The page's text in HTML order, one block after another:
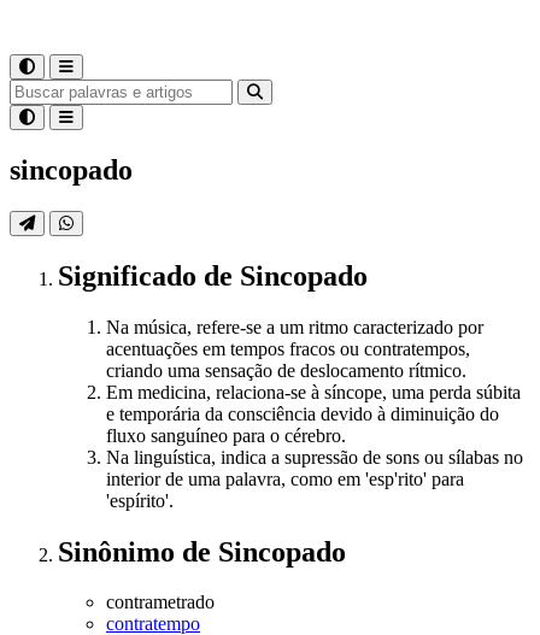
sincopado
Significado de Sincopado
Na música, refere-se a um ritmo caracterizado por
acentuações em tempos fracos ou contratempos,
criando uma sensação de deslocamento rítmico.
Em medicina, relaciona-se à síncope, uma perda súbita
e temporária da consciência devido à diminuição do
fluxo sanguíneo para o cérebro.
Na linguística, indica a supressão de sons ou sílabas no
interior de uma palavra, como em 'esp'rito' para
'espírito'.
Sinônimo de Sincopado
contrametrado
contratempo